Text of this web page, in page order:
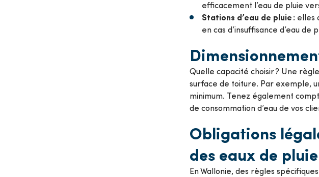
efficacement l’eau de pluie
Stations d’eau de pluie : elles
en cas d’insuffisance d’eau de
Quelle capacité choisir ? Une
surface de toiture. Par exemple,
minimum. Tenez également
de consommation d’eau de vos
Obligations
des eaux de pluie
En Wallonie, des règles